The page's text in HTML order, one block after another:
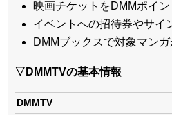
映画チケットをDMMポイ
イベントへの招待券やサイ
DMMブックスで対象マン
▽DMMTVの基本情報
DMMTV